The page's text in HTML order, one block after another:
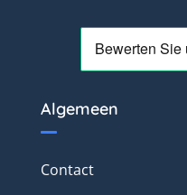
Algemeen
Contact